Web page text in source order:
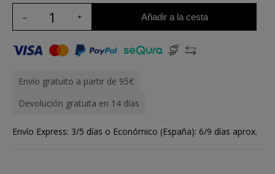
Añadir a la cesta
Envío gratuito a partir de 95€
Devolución gratuita en 14 días
Envío Express: 3/5 días o Económico (España): 6/9 días aprox.